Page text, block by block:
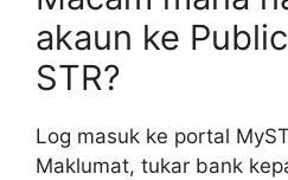
akaun ke
STR?
Log masuk ke portal
Maklumat, tukar bank